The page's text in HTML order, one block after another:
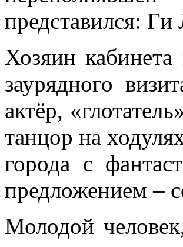
представился: Ги
Хозяин
заурядного
актёр,
танцор на
города с
предложением –
Молодой